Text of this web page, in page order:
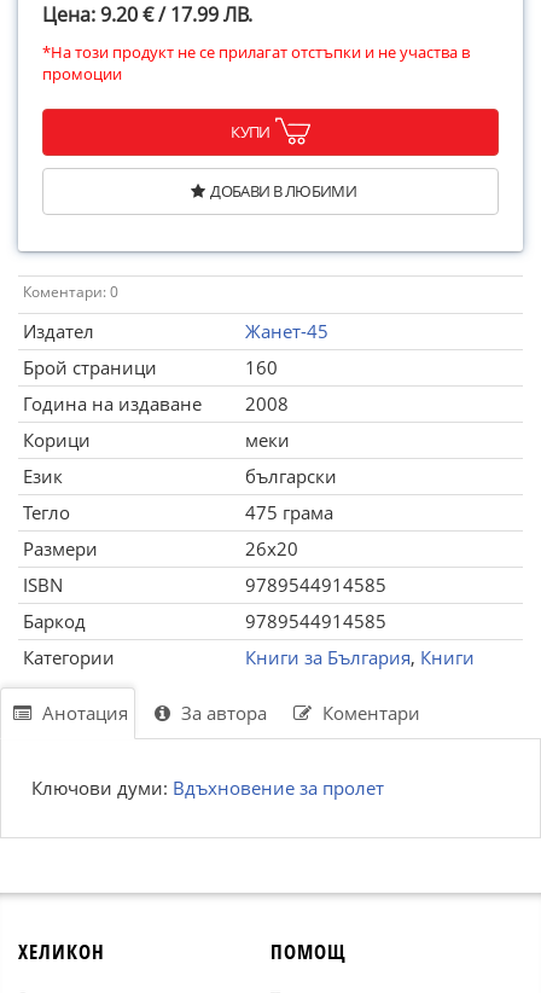
Цена: 9.20 € / 17.99 ЛВ.
*На този продукт не се прилагат отстъпки и не участва в
промоции
КУПИ
ДОБАВИ В ЛЮБИМИ
Коментари: 0
Издател
Жанет-45
Брой страници
160
Година на издаване
2008
Корици
меки
Език
български
Тегло
475 грама
Размери
26x20
ISBN
9789544914585
Баркод
9789544914585
Категории
Книги за България, Книги
Анотация За автора Коментари
Ключови думи: Вдъхновение за пролет
ХЕЛИКОН ПОМОЩ